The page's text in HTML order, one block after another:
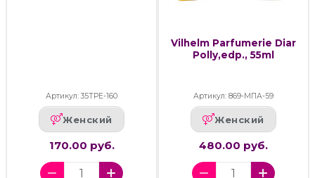
Артикул: 35ТРЕ-160
Женский
170.00 руб.
Vilhelm Parfumerie Diar
Polly,edp., 55ml
Артикул: 869-МПА-59
Женский
480.00 руб.